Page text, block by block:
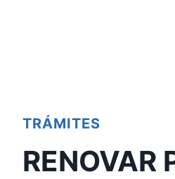
TRÁMITES
RENOVAR